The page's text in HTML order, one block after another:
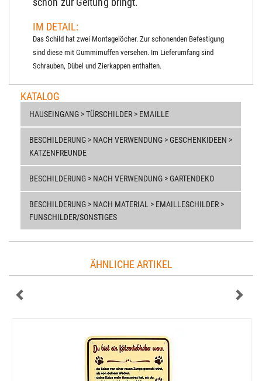
IM DETAIL:
Das Schild hat zwei Montagelöcher. Zur schonenden Befestigung
sind diese mit Gummimuffen versehen. Im Lieferumfang sind
Schrauben, Dübel und Zierkappen enthalten.
KATALOG
HAUSEINGANG > TÜRSCHILDER > EMAILLE
BESCHILDERUNG > NACH VERWENDUNG > GESCHENKIDEEN >
KATZENFREUNDE
BESCHILDERUNG > NACH VERWENDUNG > GARTENDEKO
BESCHILDERUNG > NACH MATERIAL > EMAILLESCHILDER >
FUNSCHILDER/SONSTIGES
ÄHNLICHE ARTIKEL